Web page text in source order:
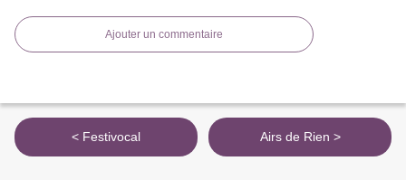
Ajouter un commentaire
< Festivocal Airs de Rien >